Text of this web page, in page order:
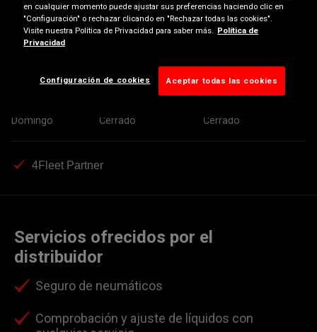
Martes
09:30-13:30
15:00-19:00
Miércoles
09:30-13:30
15:00-19:00
Viernes
09:30-13:30
15:00-19:00
Cerrado
Domingo
Cerrado Cerrado
4Fleet Partner
Servicios ofrecidos por el
distribuidor
Seguro de neumáticos
Comprobación y ajuste de líquidos con
en cualquier momento puede ajustar sus preferencias haciendo clic en
"Configuración" o rechazar clicando en "Rechazar todas las cookies".
Visite nuestra Política de Privacidad para saber más. Política de
Privacidad
Configuración de cookies Aceptar todas las cookies